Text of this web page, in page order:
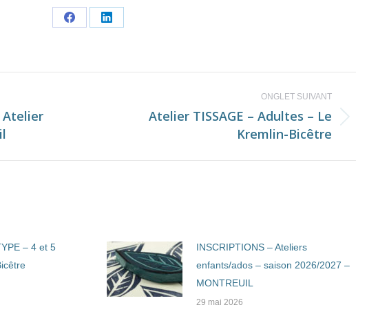
Share
Share
Atelier
ONGLET SUIVANT
Atelier TISSAGE – Adultes – Le
Kremlin-Bicêtre
– 4 et 5
INSCRIPTIONS – Ateliers
enfants/ados – saison 2026/2027 –
MONTREUIL
29 mai 2026